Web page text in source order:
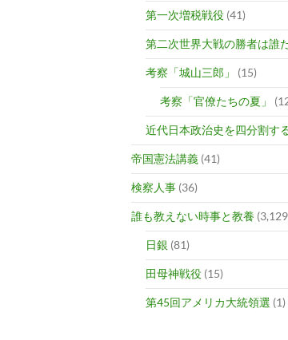
第一次増税戦役 (41)
第二次世界大戦の勝者は誰
考察「城山三郎」 (15)
考察「官僚たちの夏」
近代日本政治史を四分割す
帝国憲法講義 (41)
検察人事 (36)
誰も教えない時事と教養
日銀 (81)
田母神戦役 (15)
第45回アメリカ大統領選 (1)